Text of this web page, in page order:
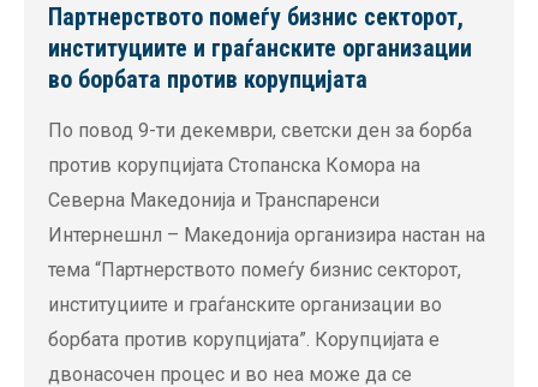
Партнерството помеѓу бизнис секторот,
институциите и граѓанските организации
во борбата против корупцијата
По повод 9-ти декември, светски ден за борба
против корупцијата Стопанска Комора на
Северна Македонија и Транспаренси
Интернешнл – Македонија организира настан на
тема “Партнерството помеѓу бизнис секторот,
институциите и граѓанските организации во
борбата против корупцијата”. Корупцијата е
двонасочен процес и во неа може да се